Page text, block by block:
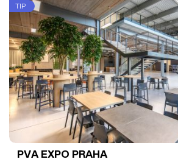
TIP
PVA EXPO PRAHA